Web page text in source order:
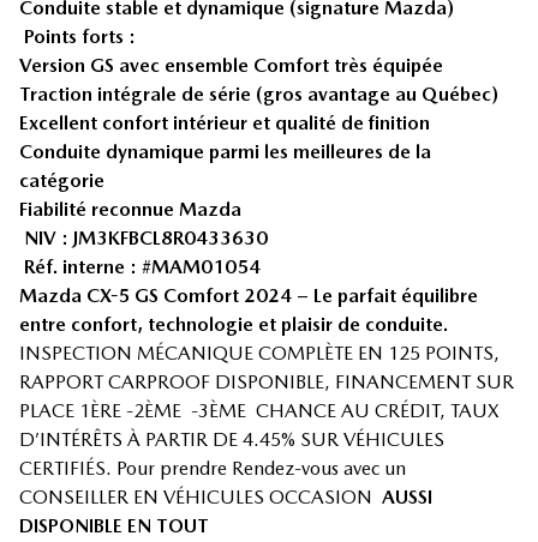
Conduite stable et dynamique (signature Mazda)
Points forts :
Version GS avec ensemble Comfort très équipée
Traction intégrale de série (gros avantage au Québec)
Excellent confort intérieur et qualité de finition
Conduite dynamique parmi les meilleures de la
catégorie
Fiabilité reconnue Mazda
NIV : JM3KFBCL8R0433630
Réf. interne : #MAM01054
Mazda CX-5 GS Comfort 2024 – Le parfait équilibre
entre confort, technologie et plaisir de conduite.
INSPECTION MÉCANIQUE COMPLÈTE EN 125 POINTS,
RAPPORT CARPROOF DISPONIBLE, FINANCEMENT SUR
PLACE 1ÈRE -2ÈME -3ÈME CHANCE AU CRÉDIT, TAUX
D’INTÉRÊTS À PARTIR DE 4.45% SUR VÉHICULES
CERTIFIÉS. Pour prendre Rendez-vous avec un
CONSEILLER EN VÉHICULES OCCASION AUSSI
DISPONIBLE EN TOUT